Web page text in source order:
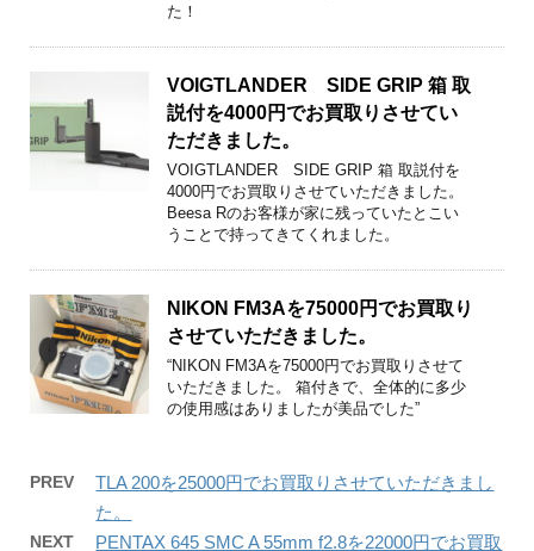
た！
VOIGTLANDER SIDE GRIP 箱 取
説付を4000円でお買取りさせてい
ただきました。
VOIGTLANDER SIDE GRIP 箱 取説付を
4000円でお買取りさせていただきました。
Beesa Rのお客様が家に残っていたとこい
うことで持ってきてくれました。
NIKON FM3Aを75000円でお買取り
させていただきました。
“NIKON FM3Aを75000円でお買取りさせて
いただきました。 箱付きで、全体的に多少
の使用感はありましたが美品でした”
PREV
TLA 200を25000円でお買取りさせていただきまし
た。
NEXT PENTAX 645 SMC A 55mm f2.8を22000円でお買取